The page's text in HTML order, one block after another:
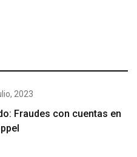
2023
Fraudes con cuentas en